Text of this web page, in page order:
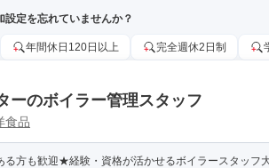
設定を忘れていませんか？
年間休日120日以上 完全週休2日制
ーのボイラー管理スタッフ
食品
る方も歓迎★経験・資格が活かせるボイラースタッフ